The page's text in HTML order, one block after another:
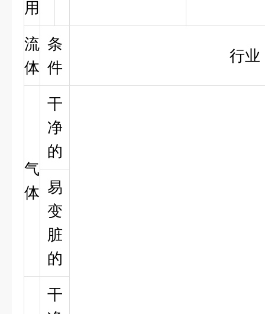
用
流
体
条
件
行业
气
体
干
净
的
易
变
脏
的
干